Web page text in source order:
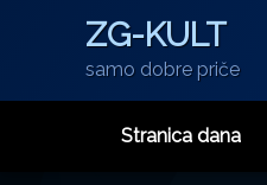
ZG-KULT
samo dobre priče
Stranica dana